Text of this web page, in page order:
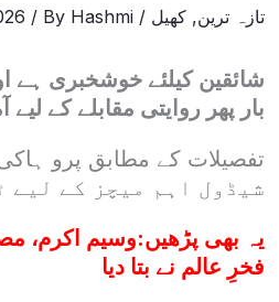
تازہ ترین, کھیل /
/ By Hashmi
شائقین کیلئے خوشخبری ہے
بار پھر روایتی مقابلے کے
شیڈول اہم میچز کے لیے
یہ بھی پڑھیں:وسیم اکرم،
فخرِ عالم نے بتا دیا